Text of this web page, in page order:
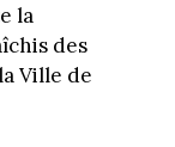
la
des
Ville de